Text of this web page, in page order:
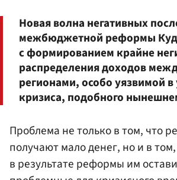
Новая волна негативных
межбюджетной реформы
с формированием крайне
распределения доходов
регионами, особо уязвимой в
кризиса, подобного
Проблема не только в том, что
получают мало денег, но и в
в результате реформы им